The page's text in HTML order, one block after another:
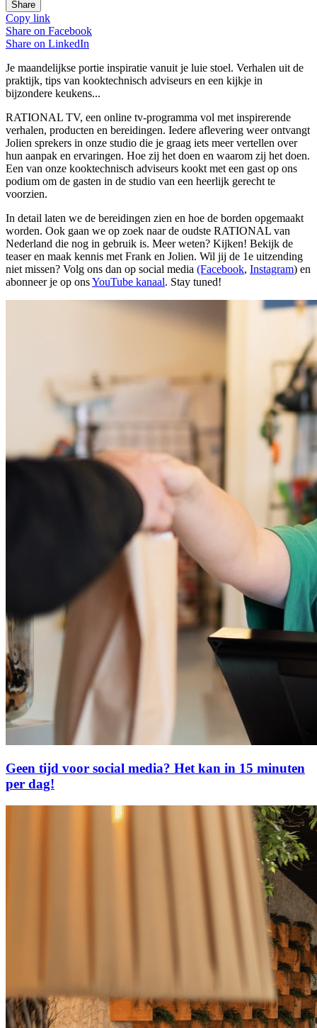
Share
Copy link
Share on Facebook
Share on LinkedIn
Je maandelijkse portie inspiratie vanuit je luie stoel. Verhalen uit de
praktijk, tips van kooktechnisch adviseurs en een kijkje in
bijzondere keukens...
RATIONAL TV, een online tv-programma vol met inspirerende
verhalen, producten en bereidingen. Iedere aflevering weer ontvangt
Jolien sprekers in onze studio die je graag iets meer vertellen over
hun aanpak en ervaringen. Hoe zij het doen en waarom zij het doen.
Een van onze kooktechnisch adviseurs kookt met een gast op ons
podium om de gasten in de studio van een heerlijk gerecht te
voorzien.
In detail laten we de bereidingen zien en hoe de borden opgemaakt
worden. Ook gaan we op zoek naar de oudste RATIONAL van
Nederland die nog in gebruik is. Meer weten? Kijken! Bekijk de
teaser en maak kennis met Frank en Jolien. Wil jij de 1e uitzending
niet missen? Volg ons dan op social media (Facebook, Instagram) en
abonneer je op onsYouTube kanaal. Stay tuned!
Geen tijd voor social media? Het kan in 15 minuten
per dag!